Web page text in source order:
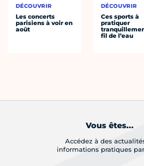
DÉCOUVRIR
Les concerts
parisiens à voir en
août
DÉCOUVRIR
Ces sports à
pratiquer
fil de l’eau
Vous êtes...
Accédez à des
informations pratiques